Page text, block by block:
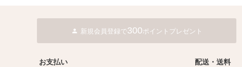
新規会員登録で300ポイントプレゼント
お支払い 配送・送料